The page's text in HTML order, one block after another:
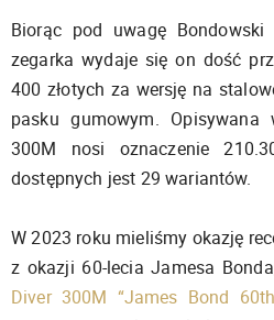
Biorąc pod uwagę
zegarka wydaje się on dość
400 złotych za wersję na
pasku gumowym. Opisywana
300M nosi oznaczenie
dostępnych jest 29 wariantów.
W 2023 roku mieliśmy okazję
z okazji 60-lecia Jamesa
Diver 300M “James Bond